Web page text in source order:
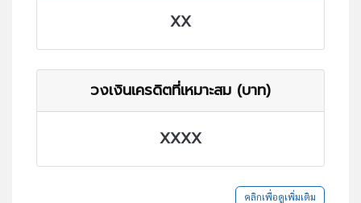
XX
วงเงินเครดิตที่เหมาะสม (บาท)
XXXX
คลิกเพื่อดูเพิ่มเติม